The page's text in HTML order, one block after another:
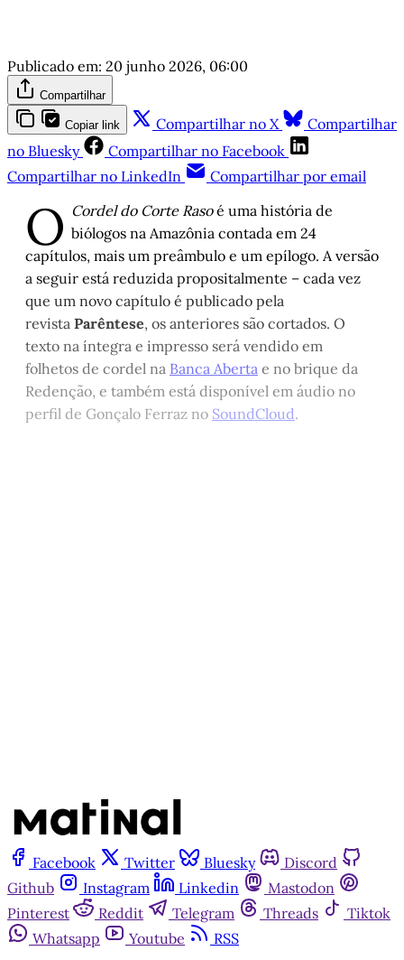
Publicado em: 20 junho 2026, 06:00
Compartilhar
Copiar link Compartilhar no X
Compartilhar
no Bluesky
Compartilhar no Facebook
Compartilhar no LinkedIn
Compartilhar por email
O Cordel do Corte Rasoé uma história de
biólogos na Amazônia contada em 24
capítulos, mais um preâmbulo e um epílogo. A versão
a seguir está reduzida propositalmente – cada vez
que um novo capítulo é publicado pela
revista Parêntese, os anteriores são cortados. O
texto na íntegra e impresso será vendido em
folhetos de cordel na Banca Aberta e no brique da
Redenção, e também está disponível em áudio no
perfil de Gonçalo Ferraz no SoundCloud.
Facebook Twitter Bluesky
Discord
Github
Instagram Linkedin
Mastodon
Pinterest
Reddit Telegram Threads
Tiktok
Whatsapp
Youtube
RSS